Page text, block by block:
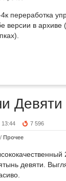
4к переработка
версии в архиве
Девяти
13:44 7 596
/ Прочее
девяти.